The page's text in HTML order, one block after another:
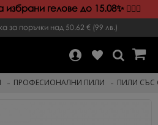
гелове до 15.08✨️💁🏻‍♀️
за поръчки над 50.62 € (99 лв.)
ПРОФЕСИОНАЛНИ ПИЛИ ПИЛИ СЪС